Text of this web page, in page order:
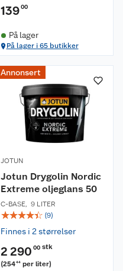
13900
På lager
På lager i 65 butikker
Annonsert
JOTUN
Jotun Drygolin Nordic
Extreme oljeglans 50
C-BASE, 9 LITER
☆☆☆☆☆ (9)
Finnes i 2 størrelser
2 290 00 stk
(25444 per liter)